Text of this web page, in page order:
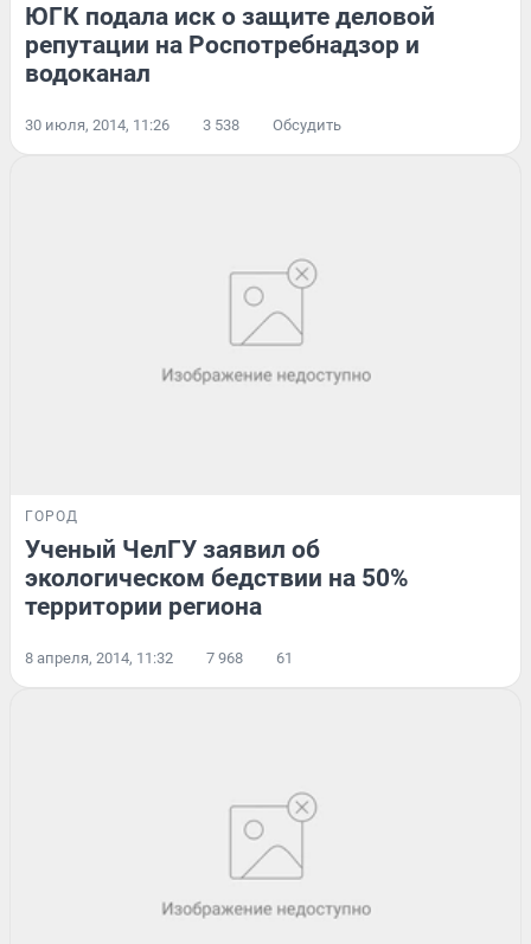
ЮГК подала иск о защите деловой
репутации на Роспотребнадзор и
водоканал
30 июля, 2014, 11:26 3 538 Обсудить
ГОРОД
Ученый ЧелГУ заявил об
экологическом бедствии на 50%
территории региона
8 апреля, 2014, 11:32 7 968 61